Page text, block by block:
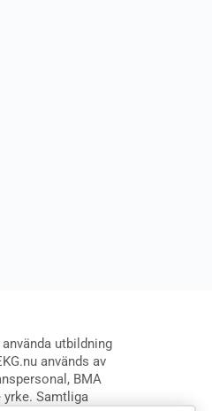
utbildning
används av
BMA
Samtliga